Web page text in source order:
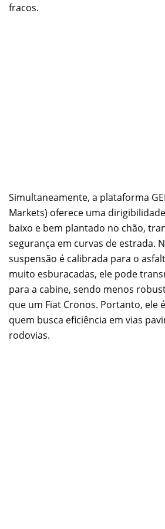
fracos.
Simultaneamente, a plataforma
Markets) oferece uma
baixo e bem plantado no chão,
segurança em curvas de estrada.
suspensão é calibrada para o
muito esburacadas, ele pode
para a cabine, sendo menos
que um Fiat Cronos. Portanto, ele
quem busca eficiência em vias
rodovias.